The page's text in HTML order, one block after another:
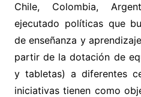
Chile, Colombia,
ejecutado políticas que
de enseñanza y
partir de la dotación de
y tabletas) a diferentes
iniciativas tienen como